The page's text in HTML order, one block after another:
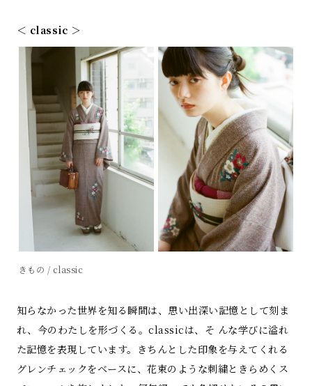
＜ classic ＞
きもの / classic
知らなかった世界を知る瞬間は、思い出深い記憶として刻ま
れ、今のわたしを形づくる。classicは、そ んな学びに溢れ
た記憶を表現しています。きちんとした印象を与えてくれる
グレンチェックをベースに、花束のような刺繍ときらめくス